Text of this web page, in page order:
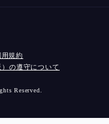
用規約
の遵守について
Reserved.